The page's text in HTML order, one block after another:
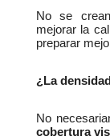
No se
mejorar la
preparar
¿La
No
cobertura